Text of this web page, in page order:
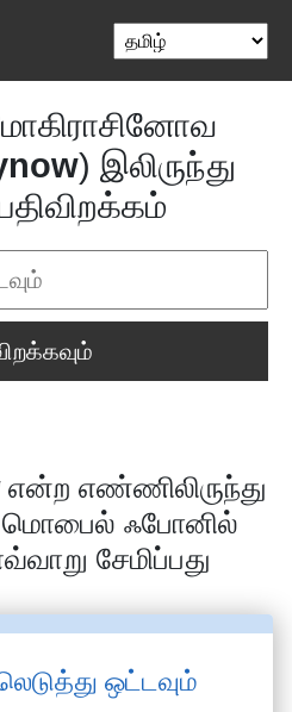
) இலிருந்து
என்ற எண்ணிலிருந்து
மொபைல் ஃபோனில்
சேமிப்பது
ஒட்டவும்